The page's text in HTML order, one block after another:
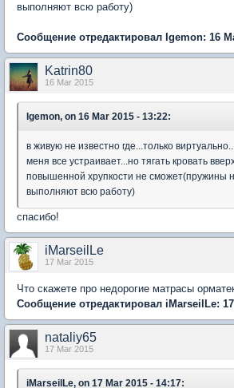
выполняют всю работу)
Сообщение отредактировал Igemon: 16
Katrin80
16 Mar 2015
Igemon, on 16 Mar 2015 - 13:22:
в живую не известно где...только
меня все устраивает...но тягать кровать
повышенной хрупкости не сможет(пружины
выполняют всю работу)
спасибо!
iMarseilLe
17 Mar 2015
Что скажете про недорогие матрасы
Сообщение отредактировал iMarseilLe:
nataliy65
17 Mar 2015
iMarseilLe, on 17 Mar 2015 - 14:17: